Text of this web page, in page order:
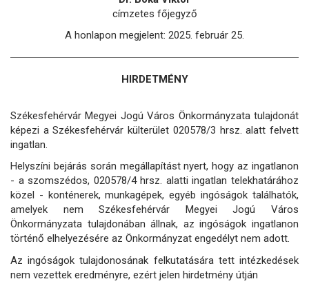
címzetes főjegyző
A honlapon megjelent: 2025. február 25.
HIRDETMÉNY
Székesfehérvár Megyei Jogú Város Önkormányzata tulajdonát
képezi a Székesfehérvár külterület 020578/3 hrsz. alatt felvett
ingatlan.
Helyszíni bejárás során megállapítást nyert, hogy az ingatlanon
- a szomszédos, 020578/4 hrsz. alatti ingatlan telekhatárához
közel - konténerek, munkagépek, egyéb ingóságok találhatók,
amelyek nem Székesfehérvár Megyei Jogú Város
Önkormányzata tulajdonában állnak, az ingóságok ingatlanon
történő elhelyezésére az Önkormányzat engedélyt nem adott.
Az ingóságok tulajdonosának felkutatására tett intézkedések
nem vezettek eredményre, ezért jelen hirdetmény útján